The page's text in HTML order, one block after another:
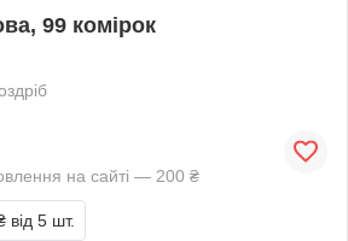
99 комірок
на сайті — 200 ₴
від 5 шт.